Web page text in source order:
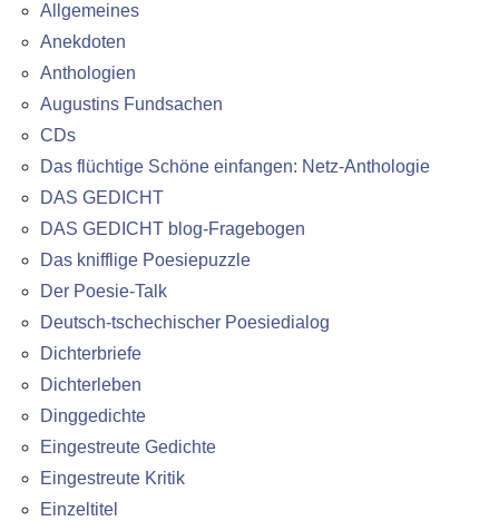
Allgemeines
Anekdoten
Anthologien
Augustins Fundsachen
CDs
Das flüchtige Schöne einfangen: Netz-Anthologie
DAS GEDICHT
DAS GEDICHT blog-Fragebogen
Das knifflige Poesiepuzzle
Der Poesie-Talk
Deutsch-tschechischer Poesiedialog
Dichterbriefe
Dichterleben
Dinggedichte
Eingestreute Gedichte
Eingestreute Kritik
Einzeltitel